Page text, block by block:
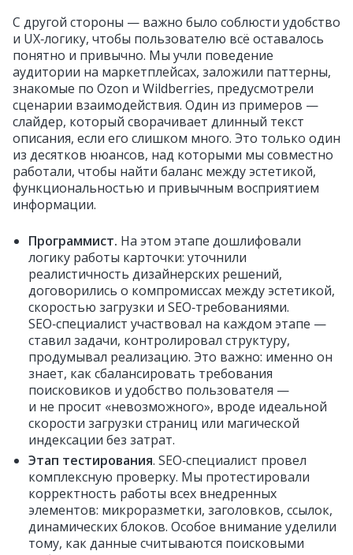
С другой стороны — важно было соблюсти удобство
и UX‑логику, чтобы пользователю всё оставалось
понятно и привычно. Мы учли поведение
аудитории на маркетплейсах, заложили паттерны,
знакомые по Ozon и Wildberries, предусмотрели
сценарии взаимодействия. Один из примеров —
слайдер, который сворачивает длинный текст
описания, если его слишком много. Это только один
из десятков нюансов, над которыми мы совместно
работали, чтобы найти баланс между эстетикой,
функциональностью и привычным восприятием
информации.
Программист. На этом этапе дошлифовали
логику работы карточки: уточнили
реалистичность дизайнерских решений,
договорились о компромиссах между эстетикой,
скоростью загрузки и SEO‑требованиями.
SEO‑специалист участвовал на каждом этапе —
ставил задачи, контролировал структуру,
продумывал реализацию. Это важно: именно он
знает, как сбалансировать требования
поисковиков и удобство пользователя —
и не просит «невозможного», вроде идеальной
скорости загрузки страниц или магической
индексации без затрат.
Этап тестирования. SEO‑специалист провел
комплексную проверку. Мы протестировали
корректность работы всех внедренных
элементов: микроразметки, заголовков, ссылок,
динамических блоков. Особое внимание уделили
тому, как данные считываются поисковыми